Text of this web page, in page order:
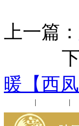
上一篇：
下一
暖【西
| |